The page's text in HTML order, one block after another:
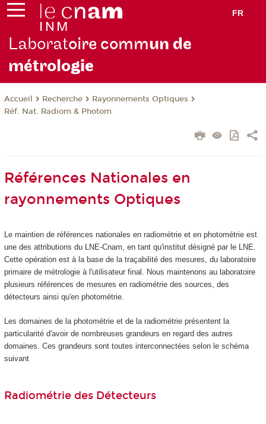
FR
Laboratoire commun de
métrologie
Accueil Recherche
Rayonnements Optiques
Réf. Nat. Radiom & Photom
Références Nationales en
rayonnements Optiques
Le maintien de références nationales en radiométrie et en photométrie est
une des attributions du LNE-Cnam, en tant qu'institut désigné par le LNE.
Cette opération est à la base de la traçabilité des mesures, du laboratoire
primaire de métrologie à l'utilisateur final. Nous maintenons au laboratoire
plusieurs références de mesures en radiométrie des sources, des
détecteurs ainsi qu'en photométrie.
Les domaines de la photométrie et de la radiométrie présentent la
particularité d'avoir de nombreuses grandeurs en regard des autres
domaines. Ces grandeurs sont toutes interconnectées selon le schéma
suivant
Radiométrie des Détecteurs